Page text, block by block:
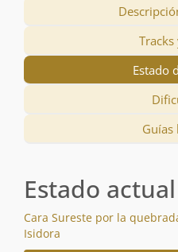
Tracks
Estado
Guías
Estado
Cara Sureste por la
Isidora